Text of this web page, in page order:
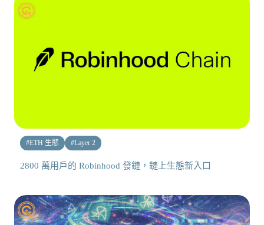
#ETH 生態 #Layer 2
2800 萬用戶的 Robinhood 發鏈，鏈上生態新入口